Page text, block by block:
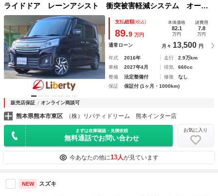
ライドドア レーンアシスト 衝突被害軽減システム オート
ライト スマートキー アイドリングストップ 電動格納ミラ
ー シートヒーター ベンチシート ＣＶＴ ＥＳＣ
支払総額(税込)
89.9 万円
本体価格
82.1
万円
諸費用
7.8
万円
通常ローン 月々 13,500 円
年式 2016年 走行
2.9万km
車検
2027年4月 排気
660cc
整備
法定整備付 修復
なし
保証
保証付 (1ヶ月・1000km)
販売店保証 オンライン商談可
熊本県熊本市東区 （株）リバティドリーム 熊本インター店
まずは在庫確認・見積依頼
無料通話でお問い合わせ
お気に入り
今あなたの他に13人が見ています
NEW スズキ